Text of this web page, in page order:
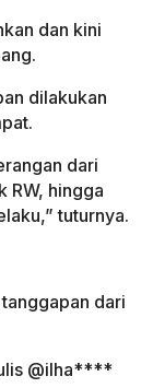
dan kini
dilakukan
dari
RW, hingga
tuturnya.
dari
@ilha****